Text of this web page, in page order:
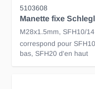
5103608
Manette fixe
M28x1.5mm, SFH10/
correspond pour
bas, SFH20 d'en haut